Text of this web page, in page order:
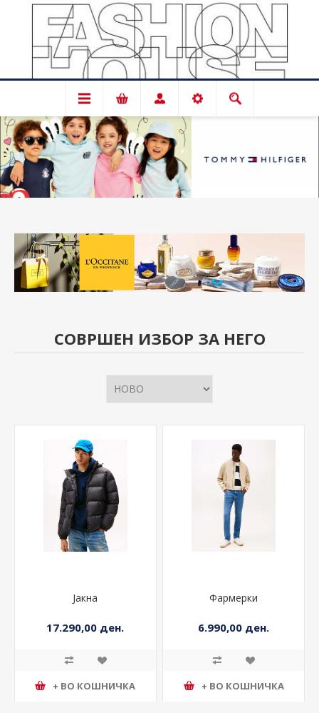
СОВРШЕН ИЗБОР ЗА НЕГО
Јакна
17.290,00 ден.
+ ВО КОШНИЧКА
Фармерки
6.990,00 ден.
+ ВО КОШНИЧКА